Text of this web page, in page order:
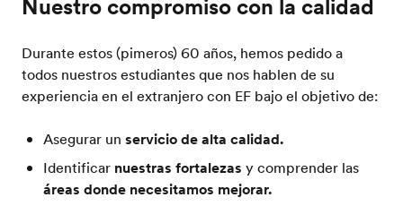
Nuestro compromiso con la calidad
Durante estos (pimeros) 60 años, hemos pedido a
todos nuestros estudiantes que nos hablen de su
experiencia en el extranjero con EF bajo el objetivo de:
Asegurar un servicio de alta calidad.
Identificar nuestras fortalezas y comprender las
áreas donde necesitamos mejorar.